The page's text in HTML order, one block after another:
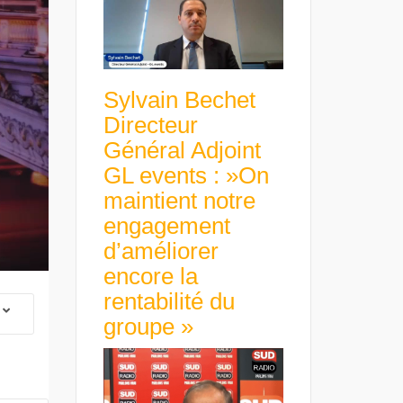
Euro numérique : la BCE
Sylvain Bechet
Directeur
Général Adjoint
GL events : »On
maintient notre
engagement
d’améliorer
encore la
rentabilité du
groupe »